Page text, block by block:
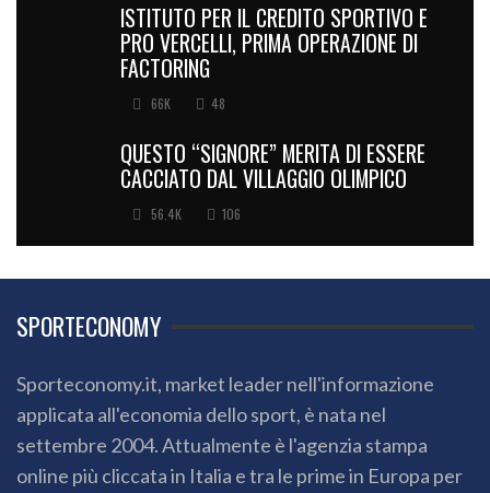
ISTITUTO PER IL CREDITO SPORTIVO E
PRO VERCELLI, PRIMA OPERAZIONE DI
FACTORING
66K 48
QUESTO “SIGNORE” MERITA DI ESSERE
CACCIATO DAL VILLAGGIO OLIMPICO
56.4K 106
SPORTECONOMY
Sporteconomy.it, market leader nell'informazione
applicata all'economia dello sport, è nata nel
settembre 2004. Attualmente è l'agenzia stampa
online più cliccata in Italia e tra le prime in Europa per